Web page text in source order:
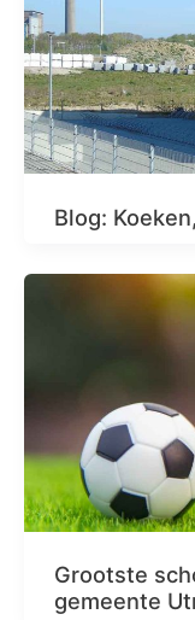
Blog:
Grootste
gemeente